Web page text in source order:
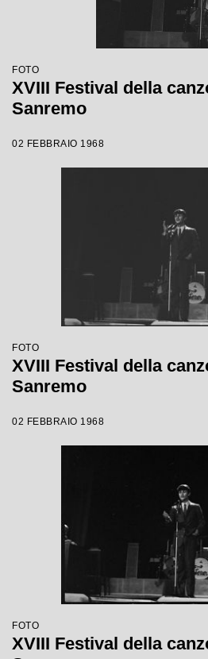
FOTO
XVIII Festival della
Sanremo
02 FEBBRAIO 1968
FOTO
XVIII Festival della
Sanremo
02 FEBBRAIO 1968
FOTO
XVIII Festival della